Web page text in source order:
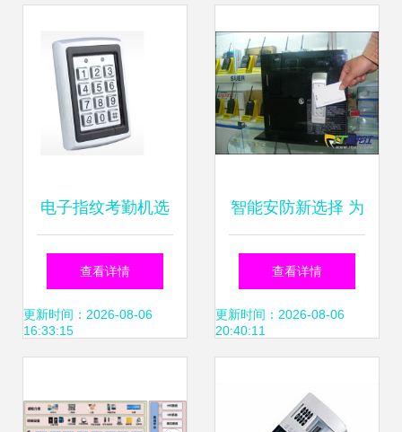
升级产品深度解析
电子指纹考勤机选
购的三大误区 避开
陷阱，提升考勤效
查看详情
更新时间：2026-08-06
16:33:15
智能安防新选择 为
何速尔科技成为门
禁管理系统的首选
查看详情
更新时间：2026-08-06
20:40:11